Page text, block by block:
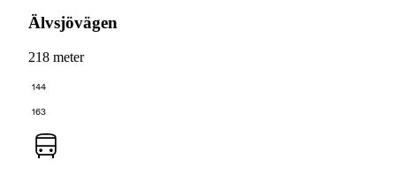
Älvsjövägen
218 meter
144
163